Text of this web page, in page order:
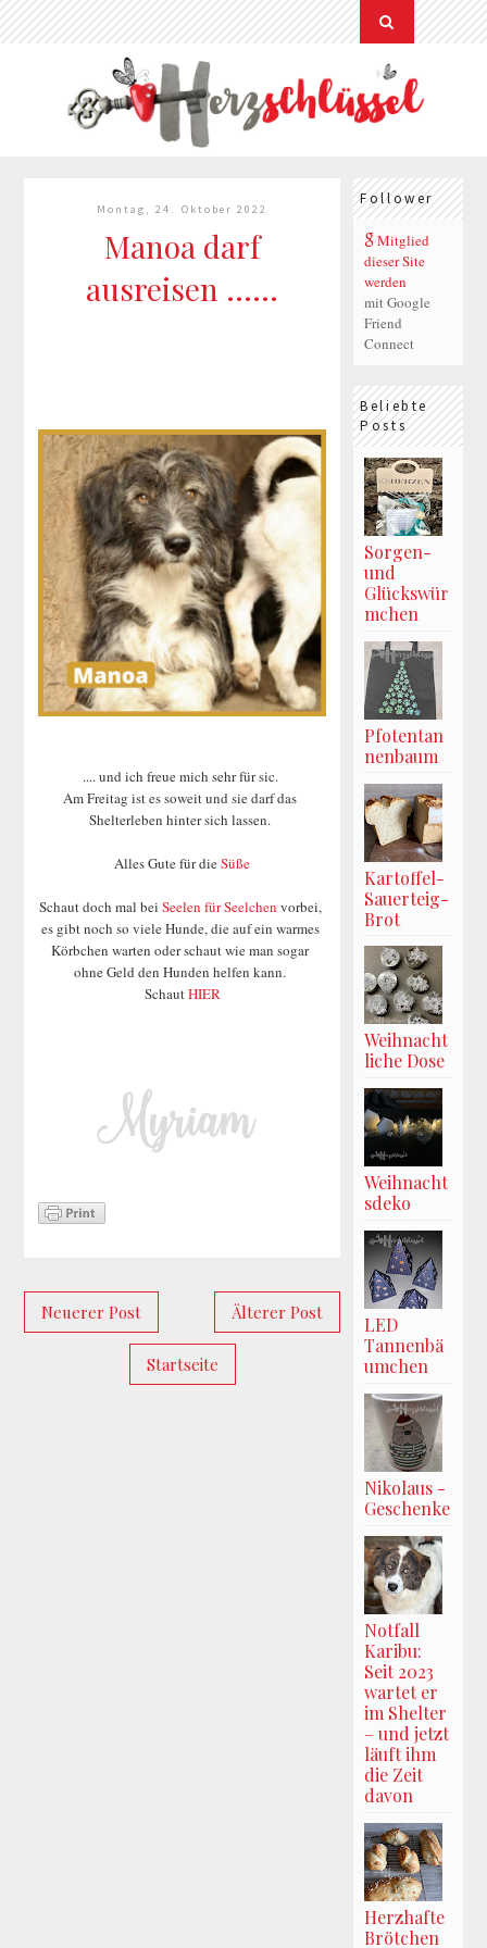
Montag, 24. Oktober 2022
Manoa darf
ausreisen ......
.... und ich freue mich sehr für sic.
Am Freitag ist es soweit und sie darf das
Shelterleben hinter sich lassen.
Alles Gute für dieSüße
Schaut doch mal bei Seelen für Seelchen vorbei,
es gibt noch so viele Hunde, die auf ein warmes
Körbchen warten oder schaut wie man sogar
ohne Geld den Hunden helfen kann.
SchautHIER
Neuerer Post Älterer Post
Startseite
Follower
Mitglied
dieser Site
werden
mit Google
Friend
Connect
Beliebte
Posts
Sorgen-
und
Glückswür
mchen
Pfotentan
nenbaum
Kartoffel-
Sauerteig-
Brot
Weihnacht
liche Dose
Weihnacht
sdeko
LED
Tannenbä
umchen
Nikolaus -
Geschenke
Notfall
Karibu:
Seit 2023
wartet er
im Shelter
– und jetzt
läuft ihm
die Zeit
davon
Herzhafte
Brötchen